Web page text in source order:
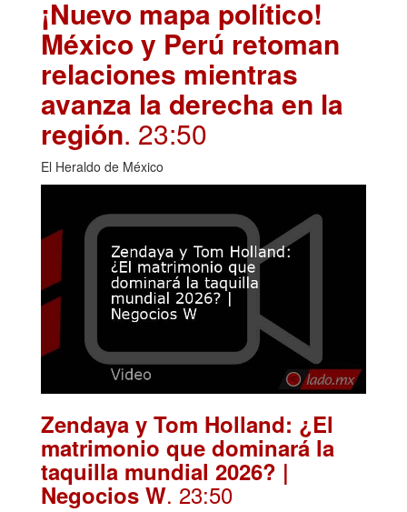
¡Nuevo mapa político!
México y Perú retoman
relaciones mientras
avanza la derecha en la
región. 23:50
El Heraldo de México
Zendaya y Tom Holland: ¿El
matrimonio que dominará la
taquilla mundial 2026? |
Negocios W. 23:50